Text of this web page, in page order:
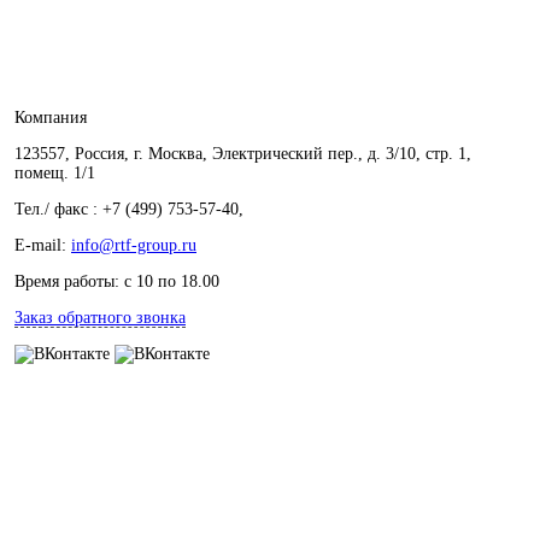
Компания
123557, Россия, г. Москва, Электрический пер., д. 3/10, стр. 1,
помещ. 1/1
Тел./ факс : +7 (499) 753-57-40,
E-mail: info@rtf-group.ru
Время работы: с 10 по 18.00
Заказ обратного звонка